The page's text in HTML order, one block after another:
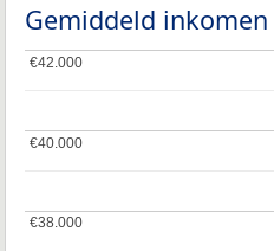
Gemiddeld
€38.000
€38.000
€40.000
€40.000
€42.000
€42.000